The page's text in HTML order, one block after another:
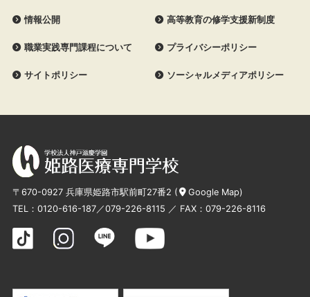
情報公開 高等教育の修学支援新制度
職業実践専門課程について プライバシーポリシー
サイトポリシー ソーシャルメディアポリシー
〒670-0927 兵庫県姫路市駅前町27番2 ( Google Map)
TEL： 0120-616-187／079-226-8115 ／ FAX：079-226-8116